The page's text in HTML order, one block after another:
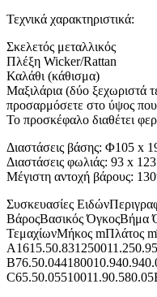
Τεχνικά χαρακτηριστικά:
Σκελετός μεταλλικός
Πλέξη Wicker/Rattan
Καλάθι (κάθισμα)
Μαξιλάρια (δύο ξεχωριστά
προσαρμόσετε στο ύψος που
Το προσκέφαλο διαθέτει
Διαστάσεις βάσης: Φ105 x
Διαστάσεις φωλιάς: 93 x
Μέγιστη αντοχή βάρους:
Συσκευασίες
ΒάροςΒασικός ΌγκοςΒήμα
ΤεμαχίωνΜήκος mΠλάτος